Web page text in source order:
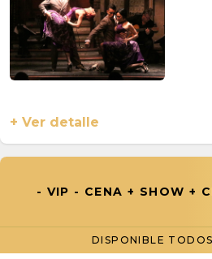
+ Ver detalle
- VIP - CENA + SHOW +
DISPONIBLE